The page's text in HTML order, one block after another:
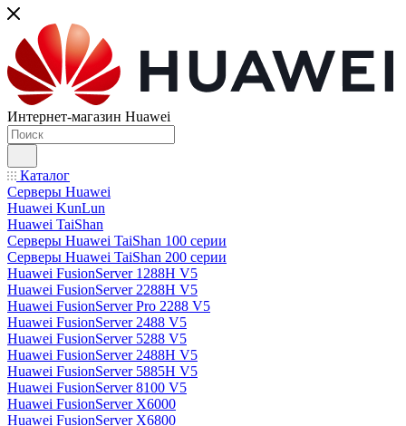
Интернет-магазин Huawei
Каталог
Серверы Huawei
Huawei KunLun
Huawei TaiShan
Серверы Huawei TaiShan 100 серии
Серверы Huawei TaiShan 200 серии
Huawei FusionServer 1288H V5
Huawei FusionServer 2288H V5
Huawei FusionServer Pro 2288 V5
Huawei FusionServer 2488 V5
Huawei FusionServer 5288 V5
Huawei FusionServer 2488H V5
Huawei FusionServer 5885H V5
Huawei FusionServer 8100 V5
Huawei FusionServer X6000
Huawei FusionServer X6800